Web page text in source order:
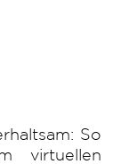
So
virtuellen